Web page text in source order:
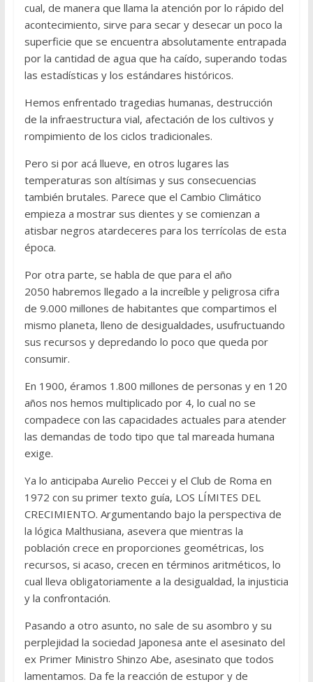
cual, de manera que llama la atención por lo rápido del
acontecimiento, sirve para secar y desecar un poco la
superficie que se encuentra absolutamente entrapada
por la cantidad de agua que ha caído, superando todas
las estadísticas y los estándares históricos.
Hemos enfrentado tragedias humanas, destrucción
de la infraestructura vial, afectación de los cultivos y
rompimiento de los ciclos tradicionales.
Pero si por acá llueve, en otros lugares las
temperaturas son altísimas y sus consecuencias
también brutales. Parece que el Cambio Climático
empieza a mostrar sus dientes y se comienzan a
atisbar negros atardeceres para los terrícolas de esta
época.
Por otra parte, se habla de que para el año
2050 habremos llegado a la increíble y peligrosa cifra
de 9.000 millones de habitantes que compartimos el
mismo planeta, lleno de desigualdades, usufructuando
sus recursos y depredando lo poco que queda por
consumir.
En 1900, éramos 1.800 millones de personas y en 120
años nos hemos multiplicado por 4, lo cual no se
compadece con las capacidades actuales para atender
las demandas de todo tipo que tal mareada humana
exige.
Ya lo anticipaba Aurelio Peccei y el Club de Roma en
1972 con su primer texto guía, LOS LÍMITES DEL
CRECIMIENTO. Argumentando bajo la perspectiva de
la lógica Malthusiana, asevera que mientras la
población crece en proporciones geométricas, los
recursos, si acaso, crecen en términos aritméticos, lo
cual lleva obligatoriamente a la desigualdad, la injusticia
y la confrontación.
Pasando a otro asunto, no sale de su asombro y su
perplejidad la sociedad Japonesa ante el asesinato del
ex Primer Ministro Shinzo Abe, asesinato que todos
lamentamos. Da fe la reacción de estupor y de